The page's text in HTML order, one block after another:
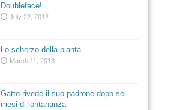
Doubleface!
July 22, 2012
Lo scherzo della pianta
March 11, 2013
Gatto rivede il suo padrone dopo sei
mesi di lontananza